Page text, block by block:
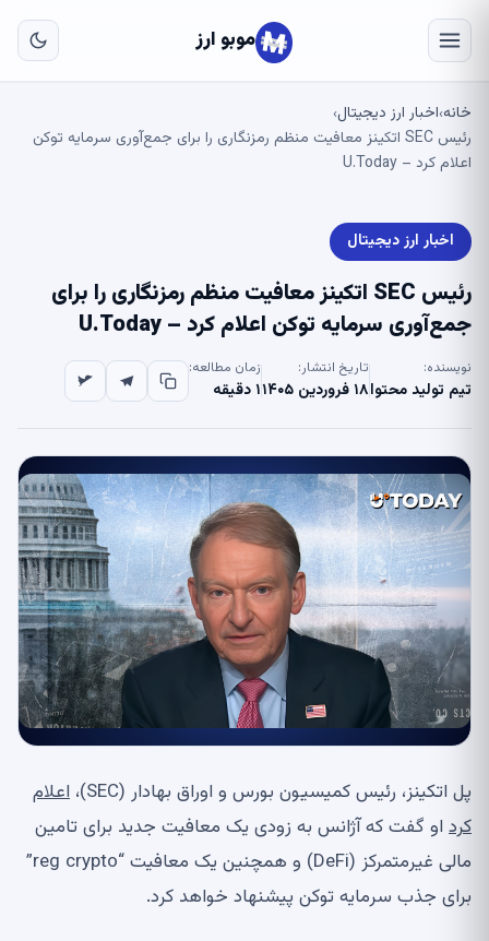
موبو ارز
خانه›اخبار ارز دیجیتال›
رئیس SEC اتکینز معافیت منظم رمزنگاری را برای جمع‌آوری سرمایه توکن
اعلام کرد – U.Today
اخبار ارز دیجیتال
رئیس SEC اتکینز معافیت منظم رمزنگاری را برای
جمع‌آوری سرمایه توکن اعلام کرد – U.Today
نویسنده:
تیم تولید محتوا
تاریخ انتشار:
۱۸ فروردین ۱۴۰۵
زمان مطالعه:
۱ دقیقه
پل اتکینز، رئیس کمیسیون بورس و اوراق بهادار (SEC)،
اعلام
کرد او گفت که آژانس به زودی یک معافیت جدید برای تامین
مالی غیرمتمرکز (DeFi) و همچنین یک معافیت “reg crypto”
برای جذب سرمایه توکن پیشنهاد خواهد کرد.